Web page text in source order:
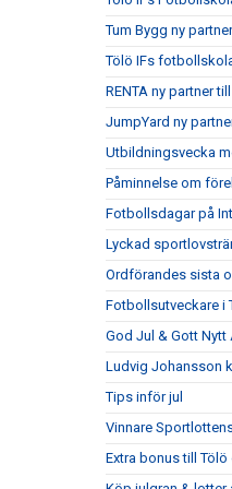
Tum Bygg ny
Tölö IFs
RENTA ny partner
JumpYard ny
Utbildningsvecka
Påminnelse om
Fotbollsdagar på
Lyckad
Ordförandes sista
Fotbollsutveckare i
God Jul & Gott Nytt
Ludvig Johansson
Tips inför jul
Vinnare
Extra bonus till